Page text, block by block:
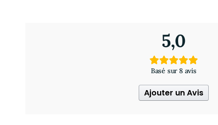
5,0
Basé sur 8 avis
Ajouter un Avis